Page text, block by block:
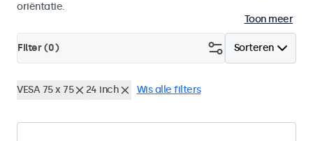
oriëntatie.
Toon meer
Sorteren
Filter (0)
VESA 75 x 75 24 inch Wis alle filters